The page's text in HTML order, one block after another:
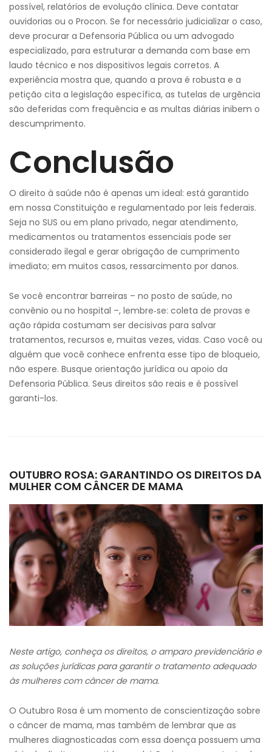
possível, relatórios de evolução clínica. Deve contatar
ouvidorias ou o Procon. Se for necessário judicializar o caso,
deve procurar a Defensoria Pública ou um advogado
especializado, para estruturar a demanda com base em
laudo técnico e nos dispositivos legais corretos. A
experiência mostra que, quando a prova é robusta e a
petição cita a legislação específica, as tutelas de urgência
são deferidas com frequência e as multas diárias inibem o
descumprimento.
Conclusão
O direito à saúde não é apenas um ideal: está garantido
em nossa Constituição e regulamentado por leis federais.
Seja no SUS ou em plano privado, negar atendimento,
medicamentos ou tratamentos essenciais pode ser
considerado ilegal e gerar obrigação de cumprimento
imediato; em muitos casos, ressarcimento por danos.
Se você encontrar barreiras – no posto de saúde, no
convênio ou no hospital –, lembre‑se: coleta de provas e
ação rápida costumam ser decisivas para salvar
tratamentos, recursos e, muitas vezes, vidas. Caso você ou
alguém que você conhece enfrenta esse tipo de bloqueio,
não espere. Busque orientação jurídica ou apoio da
Defensoria Pública. Seus direitos são reais e é possível
garanti-los.
OUTUBRO ROSA: GARANTINDO OS DIREITOS DA
MULHER COM CÂNCER DE MAMA
Neste artigo, conheça os direitos, o amparo previdenciário e
as soluções jurídicas para garantir o tratamento adequado
às mulheres com câncer de mama.
O Outubro Rosa é um momento de conscientização sobre
o câncer de mama, mas também de lembrar que as
mulheres diagnosticadas com essa doença possuem uma